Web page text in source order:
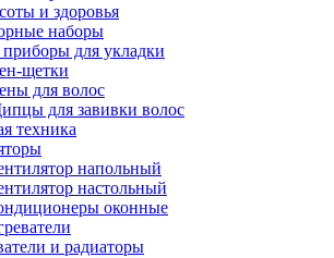
и здоровья
наборы
для укладки
щетки
для волос
для завивки волос
техника
напольный
настольный
оконные
и радиаторы